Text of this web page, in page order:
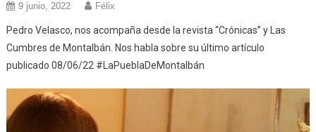
9 junio, 2022 Félix
Pedro Velasco, nos acompaña desde la revista “Crónicas” y Las
Cumbres de Montalbán. Nos habla sobre su último artículo
publicado 08/06/22 #LaPueblaDeMontalbán